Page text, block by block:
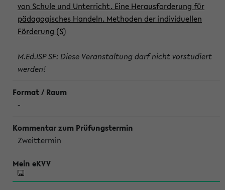
von Schule und Unterricht. Eine Herausforderung für
pädagogisches Handeln. Methoden der individuellen
Förderung (S)
M.Ed.ISP SF: Diese Veranstaltung darf nicht vorstudiert
werden!
-
Zweittermin